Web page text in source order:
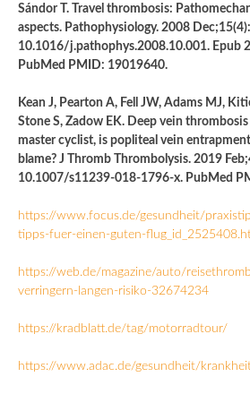
Sándor T. Travel thrombosis:
aspects. Pathophysiology. 2008
10.1016/j.pathophys.2008.10.001. Epub
PubMed PMID: 19019640.
Kean J, Pearton A, Fell JW, Adams MJ,
Stone S, Zadow EK. Deep vein
master cyclist, is popliteal vein
blame? J Thromb Thrombolysis. 2019
10.1007/s11239-018-1796-x. PubMed
https://www.focus.de/gesundheit/
tipps-fuer-einen-guten-
https://web.de/magazine/auto/
verringern-langen-risiko-32674234
https://kradblatt.de/tag/motorradtour/
https://www.adac.de/gesundheit/